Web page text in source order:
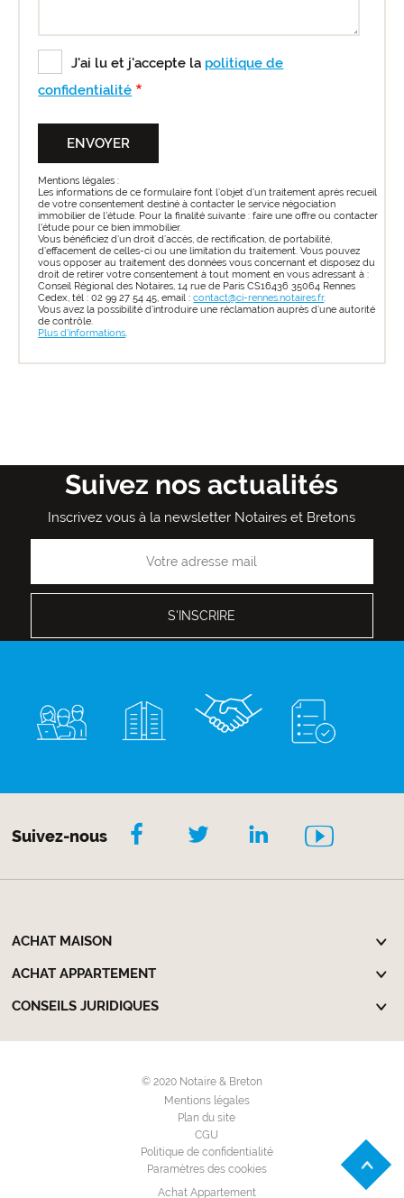
J'ai lu et j'accepte la politique de
confidentialité
Mentions légales :
Les informations de ce formulaire font l’objet d’un traitement après recueil
de votre consentement destiné à contacter le service négociation
immobilier de l'étude. Pour la finalité suivante : faire une offre ou contacter
l'étude pour ce bien immobilier.
Vous bénéficiez d’un droit d’accès, de rectification, de portabilité,
d’effacement de celles-ci ou une limitation du traitement. Vous pouvez
vous opposer au traitement des données vous concernant et disposez du
droit de retirer votre consentement à tout moment en vous adressant à :
Conseil Régional des Notaires, 14 rue de Paris CS16436 35064 Rennes
Cedex, tél : 02 99 27 54 45, email :contact@ci-rennes.notaires.fr.
Vous avez la possibilité d’introduire une réclamation auprès d’une autorité
de contrôle.
Plus d'informations.
Suivez nos actualités
Inscrivez vous à la newsletter Notaires et Bretons
Suivez-nous
ACHAT MAISON
ACHAT APPARTEMENT
CONSEILS JURIDIQUES
© 2020 Notaire & Breton
Mentions légales
Plan du site
CGU
Politique de confidentialité
Paramètres des cookies
Achat Appartement